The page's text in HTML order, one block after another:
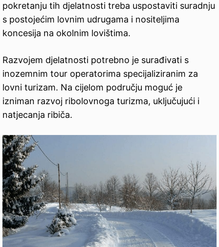
pokretanju tih djelatnosti treba uspostaviti suradnju
s postojećim lovnim udrugama i nositeljima
koncesija na okolnim lovištima.
Razvojem djelatnosti potrebno je surađivati s
inozemnim tour operatorima specijaliziranim za
lovni turizam. Na cijelom području moguć je
izniman razvoj ribolovnoga turizma, uključujući i
natjecanja ribiča.